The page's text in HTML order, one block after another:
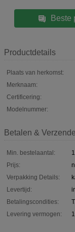
Beste
Productdetails
Plaats van herkomst:
Merknaam:
Certificering:
Modelnummer:
Betalen &
Min. bestelaantal:
Prijs:
Verpakking Details:
Levertijd:
Betalingscondities:
Levering vermogen: